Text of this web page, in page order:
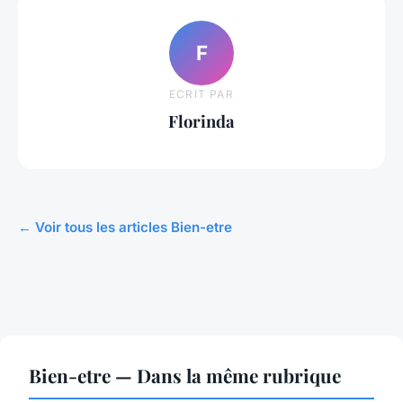
F
ECRIT PAR
Florinda
← Voir tous les articles Bien-etre
Bien-etre — Dans la même rubrique